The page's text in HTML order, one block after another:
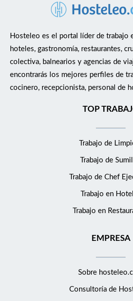
Hosteleo es el portal líder de trabajo
hoteles, gastronomía, restaurantes,
colectiva, balnearios y agencias de
encontrarás los mejores perfiles de
cocinero, recepcionista, personal de
TOP
Trabajo de
Trabajo de
Trabajo de Chef
Trabajo en
Trabajo en
EMPRESA
Sobre
Consultoría de